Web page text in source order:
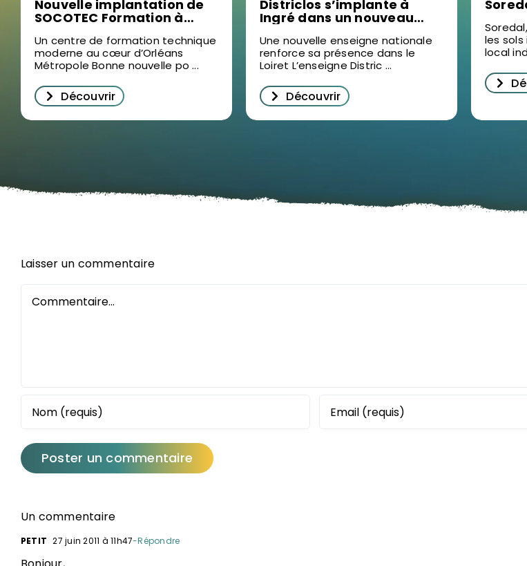
Nouvelle implantation de
SOCOTEC Formation à
formation professionnelle
dans le Loiret
Un centre de formation technique
moderne au cœur d’Orléans
Métropole Bonne nouvelle po ...
Découvrir
Districlos s’implante à
Ingré dans un nouveau
Une nouvelle enseigne nationale
renforce sa présence dans le
Loiret L’enseigne Distric ...
Découvrir
les sols
local
Un commentaire
PETIT 27 juin 2011 à 11h47-Répondre
Laisser un commentaire